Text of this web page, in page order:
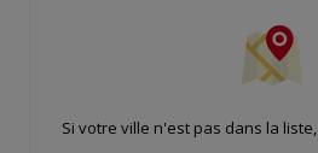
Si votre ville n'est pas dans la liste,